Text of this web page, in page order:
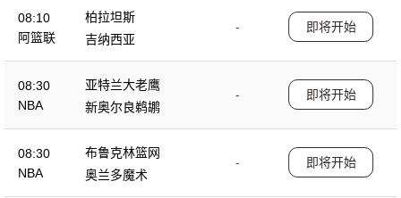
08:10
阿篮联
柏拉坦斯
-
吉纳西亚
即将开始
08:30
NBA
亚特兰大老鹰
-
新奥尔良鹈鹕
即将开始
08:30
NBA
布鲁克林篮网
-
奥兰多魔术
即将开始